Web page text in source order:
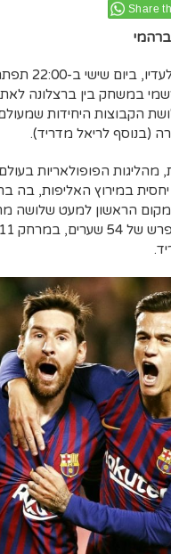
Share
עם ניימאר
רשמי במשחק בין ברצלונה
הקבוצות היחידות
(בנוסף לריאל מדריד).
מהליגות הפופולאריות
במירוץ האליפות, בה
הראשון למעט שלושה